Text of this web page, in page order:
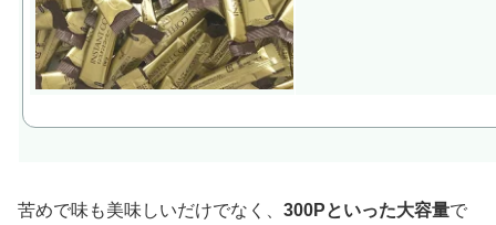
苦めで味も美味しいだけでなく、 300Pといった大容量で